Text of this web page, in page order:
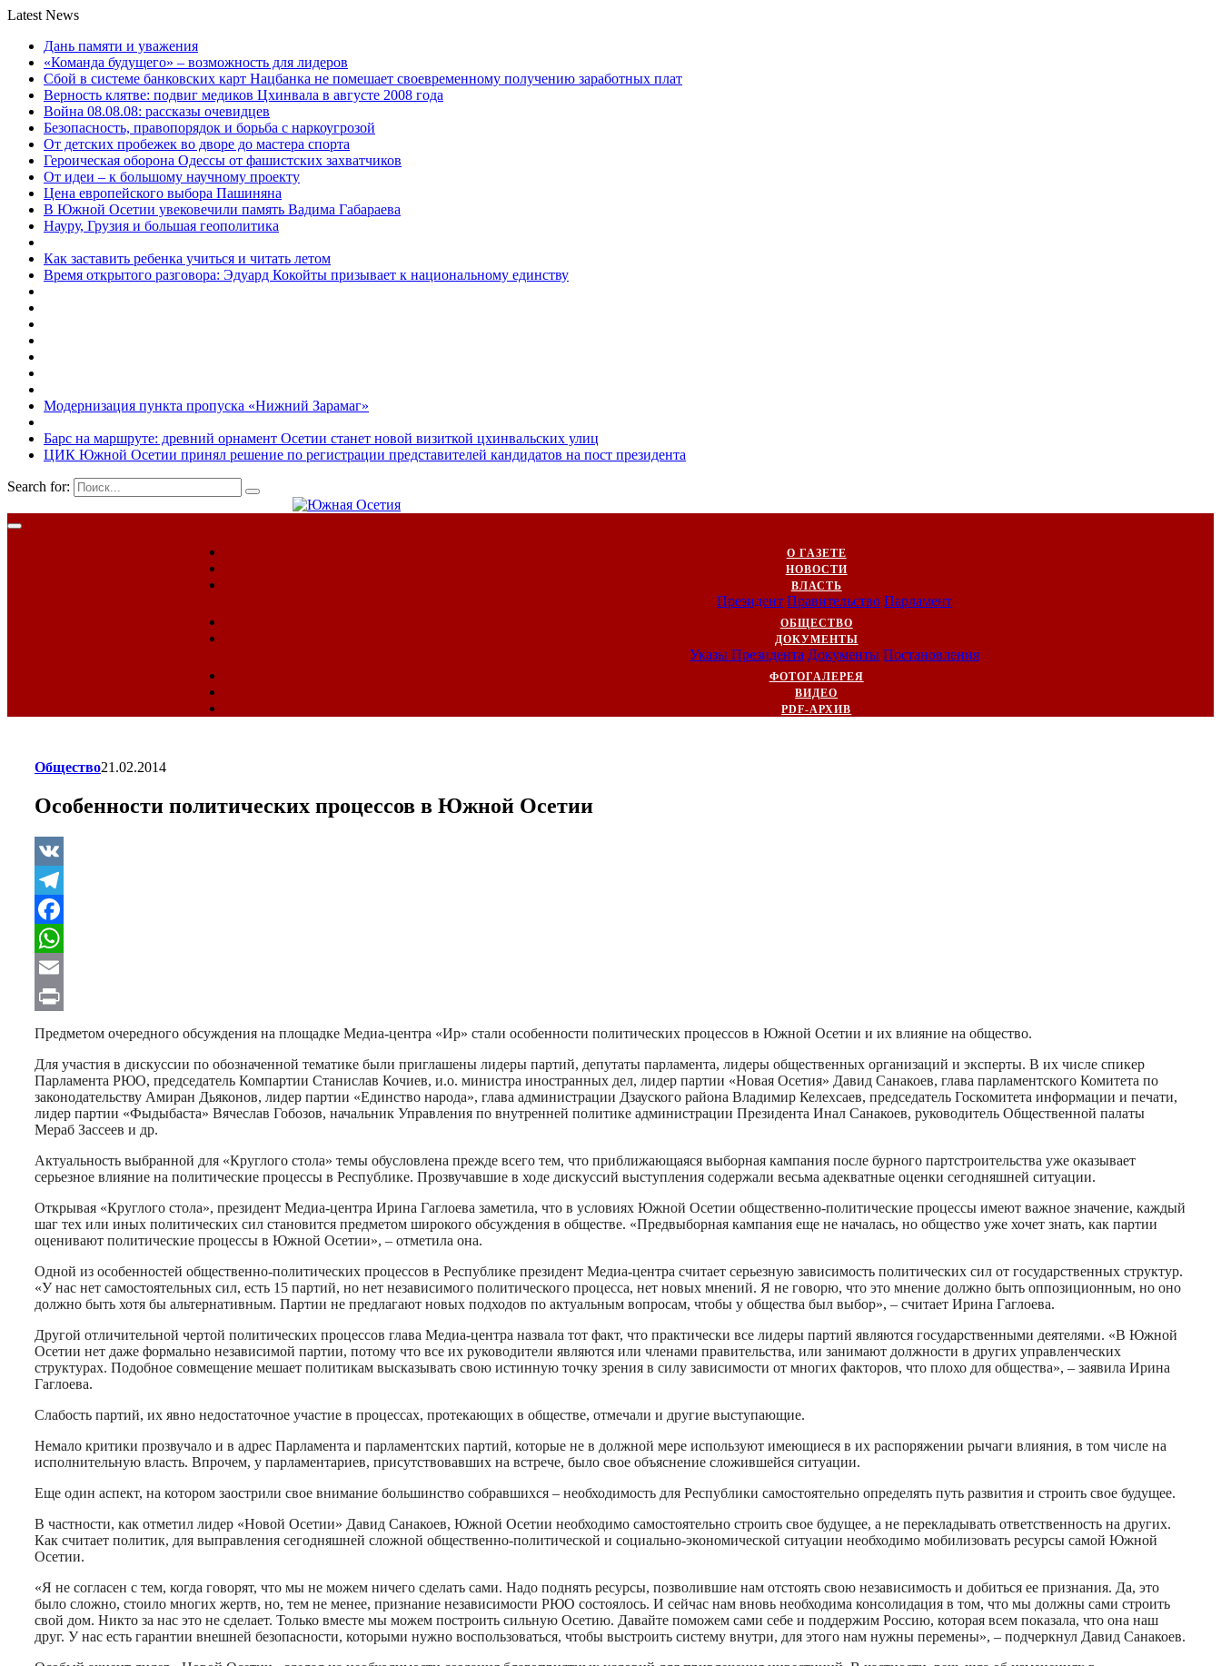
Latest News
Дань памяти и уважения
«Команда будущего» – возможность для лидеров
Сбой в системе банковских карт Нацбанка не помешает своевременному получению заработных плат
Верность клятве: подвиг медиков Цхинвала в августе 2008 года
Война 08.08.08: рассказы очевидцев
Безопасность, правопорядок и борьба с наркоугрозой
От детских пробежек во дворе до мастера спорта
Героическая оборона Одессы от фашистских захватчиков
От идеи – к большому научному проекту
Цена европейского выбора Пашиняна
В Южной Осетии увековечили память Вадима Габараева
Науру, Грузия и большая геополитика
Как заставить ребенка учиться и читать летом
Время открытого разговора: Эдуард Кокойты призывает к национальному единству
Модернизация пункта пропуска «Нижний Зарамаг»
Барс на маршруте: древний орнамент Осетии станет новой визиткой цхинвальских улиц
ЦИК Южной Осетии принял решение по регистрации представителей кандидатов на пост президента
Search for:
О ГАЗЕТЕ
НОВОСТИ
ВЛАСТЬ
Президент Правительство Парламент
ОБЩЕСТВО
ДОКУМЕНТЫ
Указы Президента Документы Постановления
ФОТОГАЛЕРЕЯ
ВИДЕО
PDF-АРХИВ
Общество21.02.2014
Особенности политических процессов в Южной Осетии
VK
Telegram
Facebook
WhatsApp
Email
Print
Предметом очередного обсуждения на площадке Медиа-центра «Ир» стали особенности политических процессов в Южной Осетии и их влияние на общество.
Для участия в дискуссии по обозначенной тематике были приглашены лидеры партий, депутаты парламента, лидеры общественных организаций и эксперты. В их числе спикер
Парламента РЮО, председатель Компартии Станислав Кочиев, и.о. министра иностранных дел, лидер партии «Новая Осетия» Давид Санакоев, глава парламентского Комитета по
законодательству Амиран Дьяконов, лидер партии «Единство народа», глава администрации Дзауского района Владимир Келехсаев, председатель Госкомитета информации и печати,
лидер партии «Фыдыбаста» Вячеслав Гобозов, начальник Управления по внутренней политике администрации Президента Инал Санакоев, руководитель Общественной палаты
Мераб Зассеев и др.
Актуальность выбранной для «Круглого стола» темы обусловлена прежде всего тем, что приближающаяся выборная кампания после бурного партстроительства уже оказывает
серьезное влияние на политические процессы в Республике. Прозвучавшие в ходе дискуссий выступления содержали весьма адекватные оценки сегодняшней ситуации.
Открывая «Круглого стола», президент Медиа-центра Ирина Гаглоева заметила, что в условиях Южной Осетии общественно-политические процессы имеют важное значение, каждый
шаг тех или иных политических сил становится предметом широкого обсуждения в обществе. «Предвыборная кампания еще не началась, но общество уже хочет знать, как партии
оценивают политические процессы в Южной Осетии», – отметила она.
Одной из особенностей общественно-политических процессов в Республике президент Медиа-центра считает серьезную зависимость политических сил от государственных структур.
«У нас нет самостоятельных сил, есть 15 партий, но нет независимого политического процесса, нет новых мнений. Я не говорю, что это мнение должно быть оппозиционным, но оно
должно быть хотя бы альтернативным. Партии не предлагают новых подходов по актуальным вопросам, чтобы у общества был выбор», – считает Ирина Гаглоева.
Другой отличительной чертой политических процессов глава Медиа-центра назвала тот факт, что практически все лидеры партий являются государственными деятелями. «В Южной
Осетии нет даже формально независимой партии, потому что все их руководители являются или членами правительства, или занимают должности в других управленческих
структурах. Подобное совмещение мешает политикам высказывать свою истинную точку зрения в силу зависимости от многих факторов, что плохо для общества», – заявила Ирина
Гаглоева.
Слабость партий, их явно недостаточное участие в процессах, протекающих в обществе, отмечали и другие выступающие.
Немало критики прозвучало и в адрес Парламента и парламентских партий, которые не в должной мере используют имеющиеся в их распоряжении рычаги влияния, в том числе на
исполнительную власть. Впрочем, у парламентариев, присутствовавших на встрече, было свое объяснение сложившейся ситуации.
Еще один аспект, на котором заострили свое внимание большинство собравшихся – необходимость для Республики самостоятельно определять путь развития и строить свое будущее.
В частности, как отметил лидер «Новой Осетии» Давид Санакоев, Южной Осетии необходимо самостоятельно строить свое будущее, а не перекладывать ответственность на других.
Как считает политик, для выправления сегодняшней сложной общественно-политической и социально-экономической ситуации необходимо мобилизовать ресурсы самой Южной
Осетии.
«Я не согласен с тем, когда говорят, что мы не можем ничего сделать сами. Надо поднять ресурсы, позволившие нам отстоять свою независимость и добиться ее признания. Да, это
было сложно, стоило многих жертв, но, тем не менее, признание независимости РЮО состоялось. И сейчас нам вновь необходима консолидация в том, что мы должны сами строить
свой дом. Никто за нас это не сделает. Только вместе мы можем построить сильную Осетию. Давайте поможем сами себе и поддержим Россию, которая всем показала, что она наш
друг. У нас есть гарантии внешней безопасности, которыми нужно воспользоваться, чтобы выстроить систему внутри, для этого нам нужны перемены», – подчеркнул Давид Санакоев.